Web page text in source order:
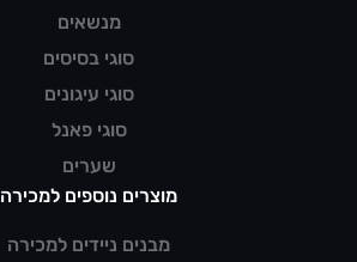
מנשאים
סוגי בסיסים
סוגי עיגונים
סוגי פאנל
שערים
מוצרים נוספים למכירה
מבנים ניידים למכירה